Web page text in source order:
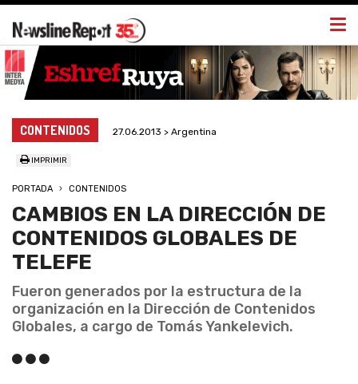
CONTENIDOS 27.06.2013 > Argentina
IMPRIMIR
PORTADA CONTENIDOS
CAMBIOS EN LA DIRECCIÓN DE
CONTENIDOS GLOBALES DE
TELEFE
Fueron generados por la estructura de la
organización en la Dirección de Contenidos
Globales, a cargo de Tomás Yankelevich.